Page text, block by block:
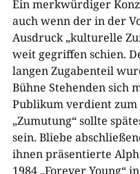
Ein merkwürdiger
auch wenn der in der
Ausdruck „kulturelle
weit gegriffen schien.
langen Zugabenteil
Bühne Stehenden sich
Publikum verdient zum
„Zumutung“ sollte
sein. Bliebe
ihnen präsentierte
1984 „Forever Young“